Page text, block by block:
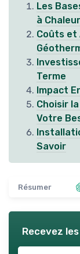
Les
à Chaleur
Coûts et
Terme
Impact
Choisir
Votre
Savoir
Résumer
Recevez